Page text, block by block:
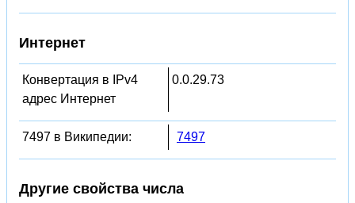
Интернет
Конвертация в IPv4
адрес Интернет
0.0.29.73
7497 в Википедии: 7497
Другие свойства числа